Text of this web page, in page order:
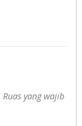
Ruas yang wajib